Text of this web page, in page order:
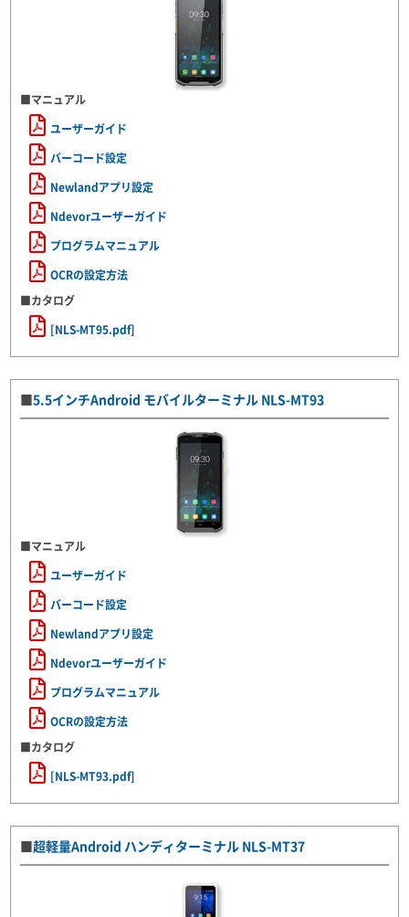
■マニュアル
ユーザーガイド
バーコード設定
Newlandアプリ設定
Ndevorユーザーガイド
プログラムマニュアル
OCRの設定方法
■カタログ
[NLS-MT95.pdf]
5.5インチAndroid モバイルターミナル NLS-MT93
■マニュアル
ユーザーガイド
バーコード設定
Newlandアプリ設定
Ndevorユーザーガイド
プログラムマニュアル
OCRの設定方法
■カタログ
[NLS-MT93.pdf]
■超軽量Android ハンディターミナル NLS-MT37